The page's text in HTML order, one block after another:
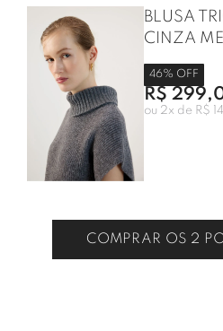
BLUSA
CINZA
46% OFF
R$
ou 2x de R$
COMPRAR OS 2